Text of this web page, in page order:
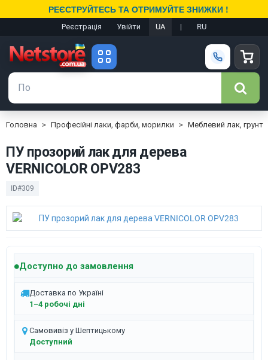
РЕЄСТРУЙТЕСЬ ТА ОТРИМУЙТЕ ЗНИЖКИ !
Реєстрація Увійти UA | RU
Головна Професійні лаки, фарби, морилки Меблевий лак, грунт
ПУ прозорий лак для дерева
VERNICOLOR OPV283
ID#309
Доступно до замовлення
Доставка по Україні
1–4 робочі дні
Самовивіз у Шептицькому
Доступний